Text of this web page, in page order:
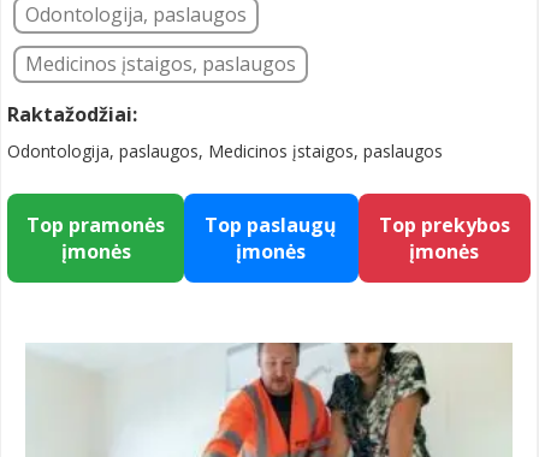
Odontologija, paslaugos
Medicinos įstaigos, paslaugos
Raktažodžiai:
Odontologija, paslaugos, Medicinos įstaigos, paslaugos
Top pramonės
įmonės
Top paslaugų
įmonės
Top prekybos
įmonės